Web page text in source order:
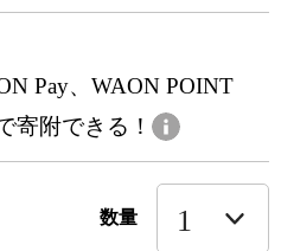
Pay、WAON POINT
寄附できる！
数量